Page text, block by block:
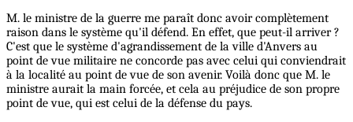
M. le ministre de la guerre me paraît donc avoir complètement
raison dans le système qu'il défend. En effet, que peut-il arriver ?
C'est que le système d'agrandissement de la ville d'Anvers au
point de vue militaire ne concorde pas avec celui qui conviendrait
à la localité au point de vue de son avenir. Voilà donc que M. le
ministre aurait la main forcée, et cela au préjudice de son propre
point de vue, qui est celui de la défense du pays.